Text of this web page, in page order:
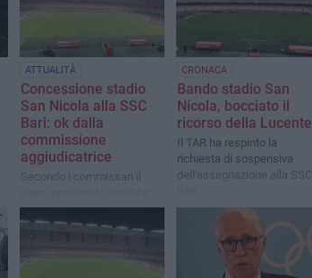
ATTUALITÀ
Concessione stadio
San Nicola alla SSC
Bari: ok dalla
commissione
aggiudicatrice
Secondo i commissari il
idoneo
CRONACA
Bando stadio San
Nicola, bocciato il
ricorso della Lucente
Il TAR ha respinto la
richiesta di sospensiva
dell'assegnazione alla SSC